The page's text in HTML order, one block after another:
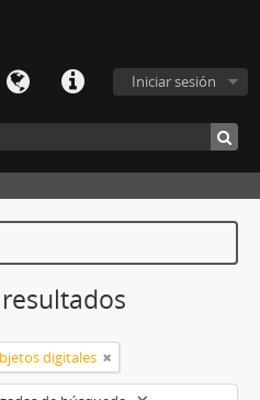
Iniciar sesión
digitales